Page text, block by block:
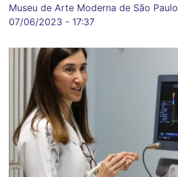
Museu de Arte Moderna de São Paulo
07/06/2023 - 17:37